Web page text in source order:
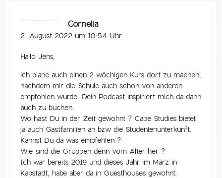
Cornelia
2. August 2022 um 10:54 Uhr
Hallo Jens,
ich plane auch einen 2 wöchigen Kurs dort zu machen,
nachdem mir die Schule auch schon von anderen
empfohlen wurde. Dein Podcast inspiriert mich da dann
auch zu buchen.
Wo hast Du in der Zeit gewohnt ? Cape Studies bietet
ja auch Gastfamilien an bzw die Studentenunterkunft.
Kannst Du da was empfehlen ?
Wie sind die Gruppen denn vom Alter her ?
Ich war bereits 2019 und dieses Jahr im März in
Kapstadt, habe aber da in Guesthouses gewohnt.